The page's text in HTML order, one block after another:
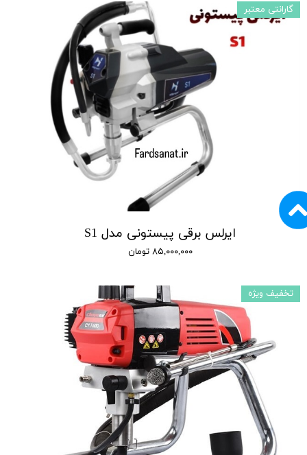
ایرلس برقی پیستونی مدل S1
۸۵,۰۰۰,۰۰۰ تومان
گارانتی معتبر
تخفیف ویژه